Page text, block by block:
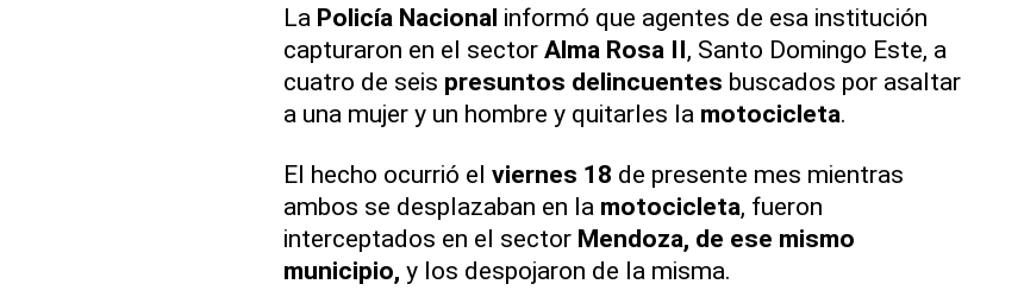
La Policía Nacional informó que agentes de esa institución
capturaron en el sector Alma Rosa II, Santo Domingo Este, a
cuatro de seis presuntos delincuentes buscados por asaltar
a una mujer y un hombre y quitarles la motocicleta.
El hecho ocurrió el viernes 18 de presente mes mientras
ambos se desplazaban en la motocicleta, fueron
interceptados en el sector Mendoza, de ese mismo
municipio, y los despojaron de la misma.